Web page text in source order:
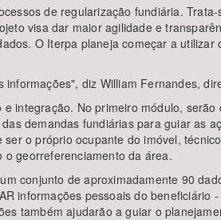
de regularização fundiária.
visa dar maior agilidade e
O Iterpa planeja começar a utilizar
diz William Fernandes,
integração. No primeiro módulo,
demandas fundiárias para guiar as
o próprio ocupante do imóvel,
o georreferenciamento da área.
conjunto de aproximadamente 90
informações pessoais do beneficiário
também ajudarão a guiar o